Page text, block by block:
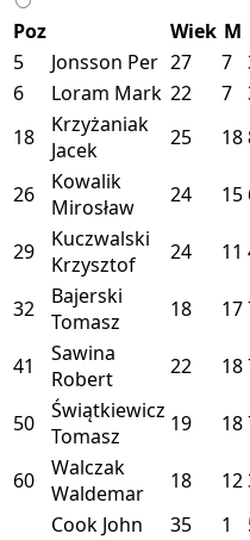
Poz Wiek M
5
Jonsson Per 27 7
6
Loram Mark 22 7
18
Krzyżaniak
Jacek
25 18
26
Kowalik
Mirosław
24 15
29
Kuczwalski
Krzysztof
24 11
32
Bajerski
Tomasz
18 17
41
Sawina
Robert
22 18
50
Świątkiewicz
Tomasz
19 18
60
Walczak
Waldemar
18 12
Cook John
35 1